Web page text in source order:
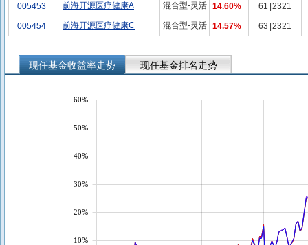
005453 前海开源医疗健康A 混合型-灵活 14.60% 61 2321
005454 前海开源医疗健康C 混合型-灵活 14.57% 63 2321
现任基金收益率走势 现任基金排名走势
10%
20%
30%
40%
50%
60%